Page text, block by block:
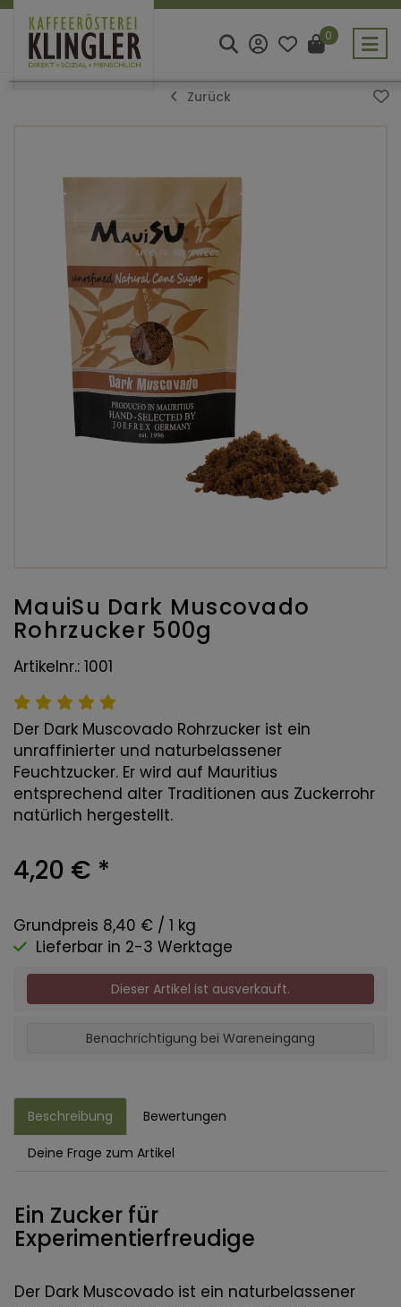
0
Zurück
MauiSu Dark Muscovado
Rohrzucker 500g
Artikelnr.: 1001
Der Dark Muscovado Rohrzucker ist ein
unraffinierter und naturbelassener
Feuchtzucker. Er wird auf Mauritius
entsprechend alter Traditionen aus Zuckerrohr
natürlich hergestellt.
4,20 € *
Grundpreis 8,40 € / 1 kg
Lieferbar in 2-3 Werktage
Dieser Artikel ist ausverkauft.
Benachrichtigung bei Wareneingang
Beschreibung Bewertungen
Deine Frage zum Artikel
Ein Zucker für
Experimentierfreudige
Der Dark Muscovado ist ein naturbelassener